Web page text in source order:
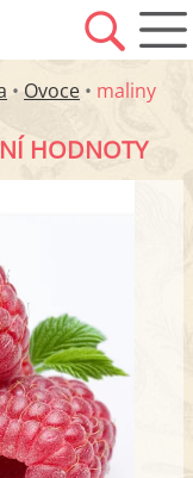
• Ovoce • maliny
HODNOTY